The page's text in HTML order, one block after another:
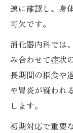
摂食障
身体と心
消化器
ト
摂食障
身体と
速に確認し、身
可欠です。
消化器内科では
み合わせて症状
長期間の拒食や
や胃炎が疑われ
します。
初期対応で重要